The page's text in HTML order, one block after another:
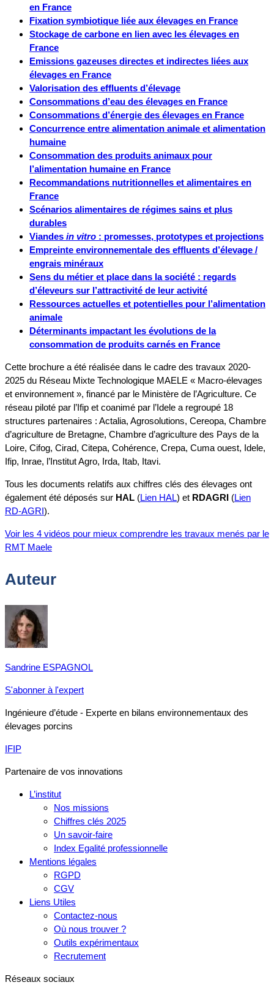
en France
Fixation symbiotique liée aux élevages en France
Stockage de carbone en lien avec les élevages en
France
Emissions gazeuses directes et indirectes liées aux
élevages en France
Valorisation des effluents d’élevage
Consommations d’eau des élevages en France
Consommations d’énergie des élevages en France
Concurrence entre alimentation animale et alimentation
humaine
Consommation des produits animaux pour
l’alimentation humaine en France
Recommandations nutritionnelles et alimentaires en
France
Scénarios alimentaires de régimes sains et plus
durables
Viandes in vitro : promesses, prototypes et projections
Empreinte environnementale des effluents d’élevage /
engrais minéraux
Sens du métier et place dans la société : regards
d’éleveurs sur l’attractivité de leur activité
Ressources actuelles et potentielles pour l’alimentation
animale
Déterminants impactant les évolutions de la
consommation de produits carnés en France
Cette brochure a été réalisée dans le cadre des travaux 2020-
2025 du Réseau Mixte Technologique MAELE « Macro-élevages
et environnement », financé par le Ministère de l’Agriculture. Ce
réseau piloté par l’Ifip et coanimé par l’Idele a regroupé 18
structures partenaires : Actalia, Agrosolutions, Cereopa, Chambre
d’agriculture de Bretagne, Chambre d’agriculture des Pays de la
Loire, Cifog, Cirad, Citepa, Cohérence, Crepa, Cuma ouest, Idele,
Ifip, Inrae, l’Institut Agro, Irda, Itab, Itavi.
Tous les documents relatifs aux chiffres clés des élevages ont
également été déposés sur HAL (Lien HAL) et RDAGRI (Lien
RD-AGRI).
Voir les 4 vidéos pour mieux comprendre les travaux menés par le
RMT Maele
Auteur
Sandrine ESPAGNOL
S'abonner à l'expert
Ingénieure d’étude - Experte en bilans environnementaux des
élevages porcins
IFIP
Partenaire de vos innovations
L’institut
Nos missions
Chiffres clés 2025
Un savoir-faire
Index Egalité professionnelle
Mentions légales
RGPD
CGV
Liens Utiles
Contactez-nous
Où nous trouver ?
Outils expérimentaux
Recrutement
Réseaux sociaux